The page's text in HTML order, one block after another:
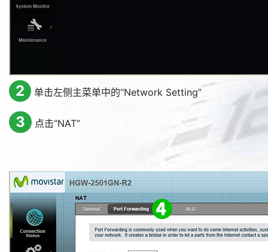
2 单击左侧主菜单中的“Network Setting”
3 点击“NAT”